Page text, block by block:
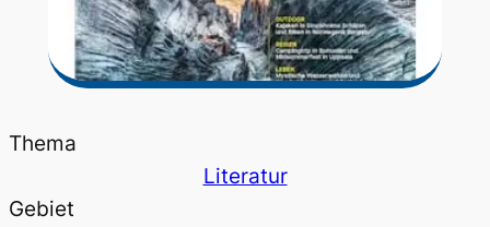
Thema
Literatur
Gebiet